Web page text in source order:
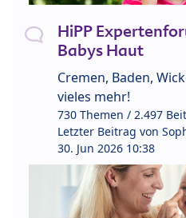
HiPP
Babys Haut
Cremen, Baden,
vieles mehr!
730 Themen / 2.497
Letzter Beitrag von
30. Jun 2026 10:38